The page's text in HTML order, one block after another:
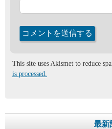
This site uses Akismet to reduce
is processed.
最新